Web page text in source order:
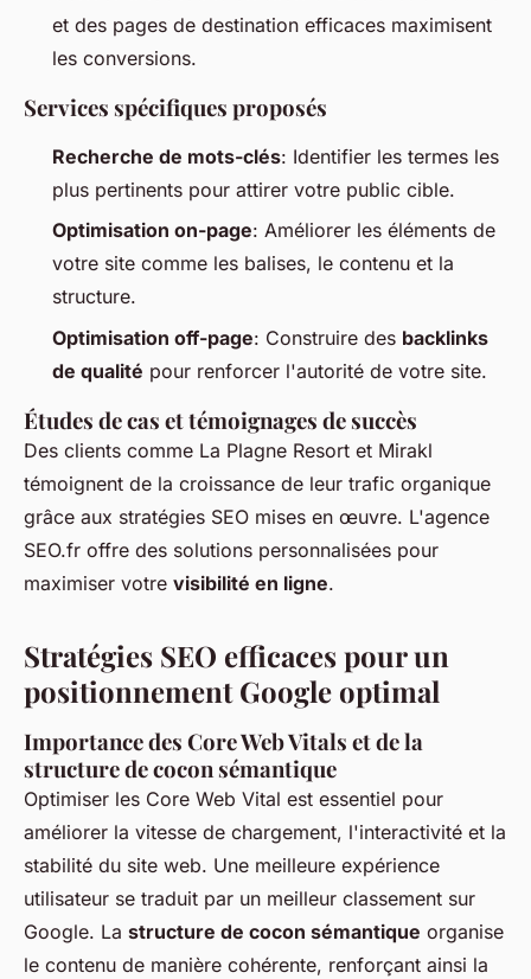
et des pages de destination efficaces maximisent
les conversions.
Services spécifiques proposés
Recherche de mots-clés: Identifier les termes les
plus pertinents pour attirer votre public cible.
Optimisation on-page: Améliorer les éléments de
votre site comme les balises, le contenu et la
structure.
Optimisation off-page: Construire des backlinks
de qualité pour renforcer l'autorité de votre site.
Études de cas et témoignages de succès
Des clients comme La Plagne Resort et Mirakl
témoignent de la croissance de leur trafic organique
grâce aux stratégies SEO mises en œuvre. L'agence
SEO.fr offre des solutions personnalisées pour
maximiser votre visibilité en ligne.
Stratégies SEO efficaces pour un
positionnement Google optimal
Importance des Core Web Vitals et de la
structure de cocon sémantique
Optimiser les Core Web Vital est essentiel pour
améliorer la vitesse de chargement, l'interactivité et la
stabilité du site web. Une meilleure expérience
utilisateur se traduit par un meilleur classement sur
Google. La structure de cocon sémantique organise
le contenu de manière cohérente, renforçant ainsi la